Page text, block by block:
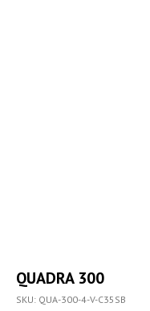
QUADRA 300
SKU: QUA-300-4-V-C35SB